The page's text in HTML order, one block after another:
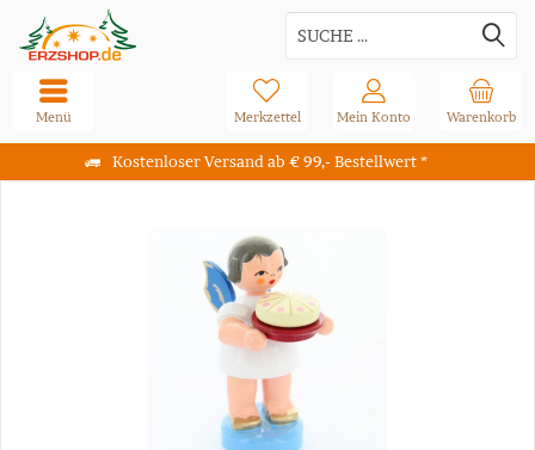
Kostenloser Versand ab € 99,- Bestellwert *
Warenkorb
Merkzettel Mein Konto
Menü